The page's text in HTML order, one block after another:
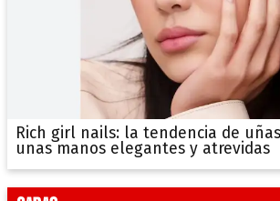
Rich girl nails: la tendencia de
unas manos elegantes y atrevidas